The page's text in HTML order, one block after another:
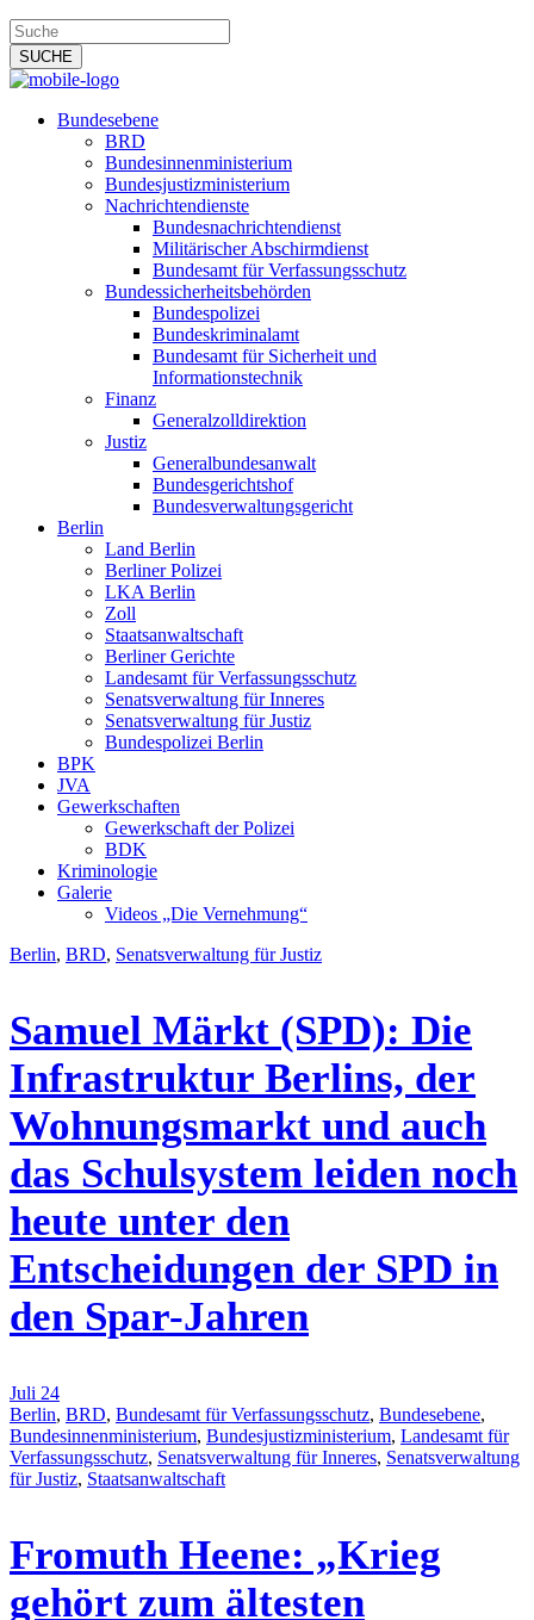
Bundesebene
BRD
Bundesinnenministerium
Bundesjustizministerium
Nachrichtendienste
Bundesnachrichtendienst
Militärischer Abschirmdienst
Bundesamt für Verfassungsschutz
Bundessicherheitsbehörden
Bundespolizei
Bundeskriminalamt
Bundesamt für Sicherheit und
Informationstechnik
Finanz
Generalzolldirektion
Justiz
Generalbundesanwalt
Bundesgerichtshof
Bundesverwaltungsgericht
Berlin
Land Berlin
Berliner Polizei
LKA Berlin
Zoll
Staatsanwaltschaft
Berliner Gerichte
Landesamt für Verfassungsschutz
Senatsverwaltung für Inneres
Senatsverwaltung für Justiz
Bundespolizei Berlin
BPK
JVA
Gewerkschaften
Gewerkschaft der Polizei
BDK
Kriminologie
Galerie
Videos „Die Vernehmung“
Berlin, BRD, Senatsverwaltung für Justiz
Samuel Märkt (SPD): Die
Infrastruktur Berlins, der
Wohnungsmarkt und auch
das Schulsystem leiden noch
heute unter den
Entscheidungen der SPD in
den Spar-Jahren
Juli 24
Berlin, BRD, Bundesamt für Verfassungsschutz, Bundesebene,
Bundesinnenministerium, Bundesjustizministerium, Landesamt für
Verfassungsschutz, Senatsverwaltung für Inneres, Senatsverwaltung
für Justiz, Staatsanwaltschaft
Fromuth Heene: „Krieg
gehört zum ältesten